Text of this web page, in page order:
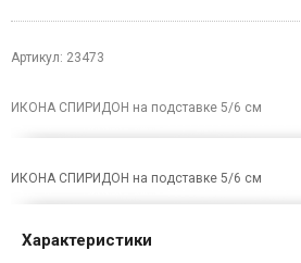
Артикул: 23473
ИКОНА СПИРИДОН на подставке 5/6 см
ИКОНА СПИРИДОН на подставке 5/6 см
Характеристики